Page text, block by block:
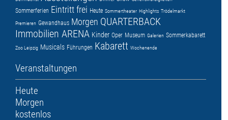
Sommerferien Eintritt frei Heute Sommertheater Highlights Trödelmarkt
Premieren Gewandhaus Morgen QUARTERBACK
Immobilien ARENA Kinder Oper Museum Galerien Sommerkabarett
Zoo Leipzig Musicals Führungen Kabarett Wochenende
Veranstaltungen
Heute
Morgen
kostenlos